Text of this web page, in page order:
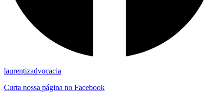
laurentizadvocacia
Curta nossa página no Facebook